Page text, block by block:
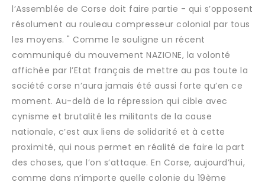
l’Assemblée de Corse doit faire partie - qui s’opposent
résolument au rouleau compresseur colonial par tous
les moyens. " Comme le souligne un récent
communiqué du mouvement NAZIONE, la volonté
affichée par l’Etat français de mettre au pas toute la
société corse n’aura jamais été aussi forte qu’en ce
moment. Au-delà de la répression qui cible avec
cynisme et brutalité les militants de la cause
nationale, c’est aux liens de solidarité et à cette
proximité, qui nous permet en réalité de faire la part
des choses, que l’on s’attaque. En Corse, aujourd’hui,
comme dans n’importe quelle colonie du 19ème